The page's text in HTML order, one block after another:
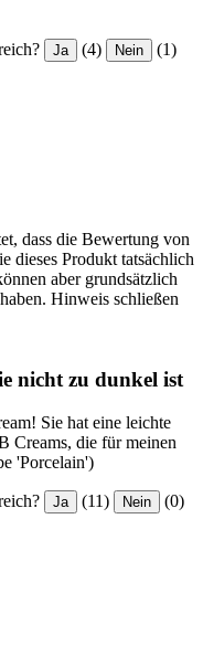
Ja (4) Nein (1)
dass die Bewertung von
dieses Produkt tatsächlich
aber grundsätzlich
Hinweis schließen
nicht zu dunkel ist
Sie hat eine leichte
Creams, die für meinen
'Porcelain')
Ja (11) Nein (0)